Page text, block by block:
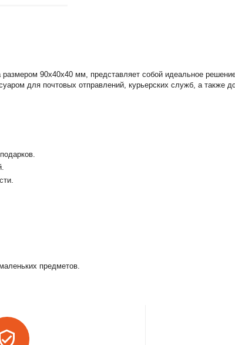
90х40х40 мм, представляет собой идеальное
для почтовых отправлений, курьерских служб, а также
предметов.